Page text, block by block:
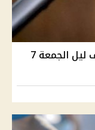
قطع المياه عن مناطق بالهرم منتصف ليل الجمعة 7